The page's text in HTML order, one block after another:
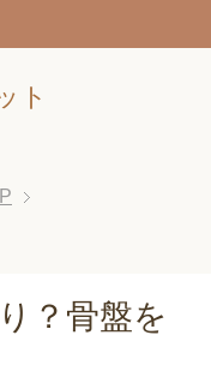
ト
？骨盤を